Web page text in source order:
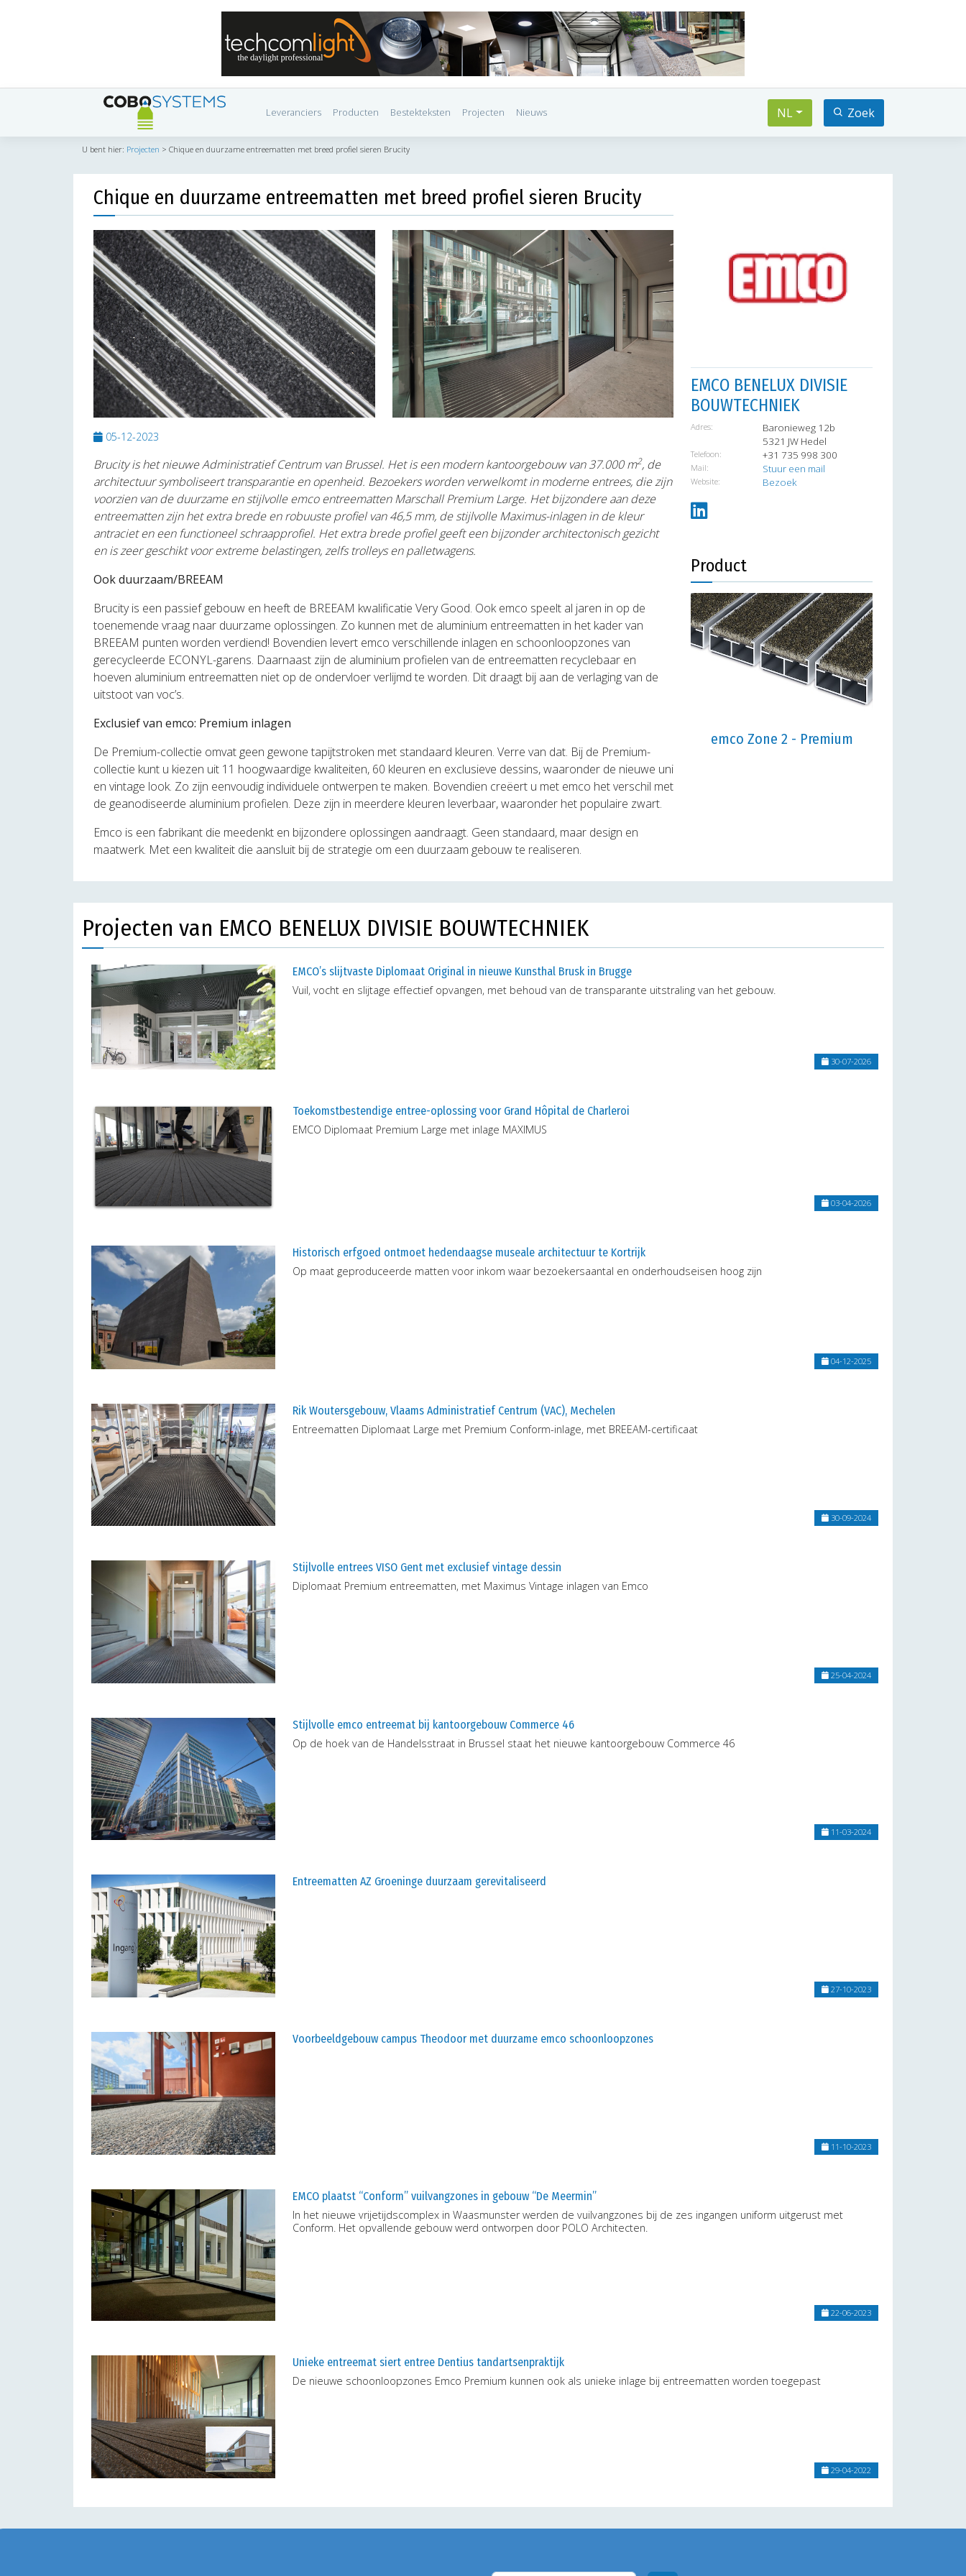
Leveranciers Producten Bestekteksten Projecten Nieuws NL Zoek
U bent hier: Projecten > Chique en duurzame entreematten met breed profiel sieren Brucity
Chique en duurzame entreematten met breed profiel sieren Brucity
05-12-2023
Brucity is het nieuwe Administratief Centrum van Brussel. Het is een modern kantoorgebouw van 37.000 m2, de
architectuur symboliseert transparantie en openheid. Bezoekers worden verwelkomt in moderne entrees, die zijn
voorzien van de duurzame en stijlvolle emco entreematten Marschall Premium Large. Het bijzondere aan deze
entreematten zijn het extra brede en robuuste profiel van 46,5 mm, de stijlvolle Maximus-inlagen in de kleur
antraciet en een functioneel schraapprofiel. Het extra brede profiel geeft een bijzonder architectonisch gezicht
en is zeer geschikt voor extreme belastingen, zelfs trolleys en palletwagens.
Ook duurzaam/BREEAM
Brucity is een passief gebouw en heeft de BREEAM kwalificatie Very Good. Ook emco speelt al jaren in op de
toenemende vraag naar duurzame oplossingen. Zo kunnen met de aluminium entreematten in het kader van
BREEAM punten worden verdiend! Bovendien levert emco verschillende inlagen en schoonloopzones van
gerecycleerde ECONYL-garens. Daarnaast zijn de aluminium profielen van de entreematten recyclebaar en
hoeven aluminium entreematten niet op de ondervloer verlijmd te worden. Dit draagt bij aan de verlaging van de
uitstoot van voc’s.
Exclusief van emco: Premium inlagen
De Premium-collectie omvat geen gewone tapijtstroken met standaard kleuren. Verre van dat. Bij de Premium-
collectie kunt u kiezen uit 11 hoogwaardige kwaliteiten, 60 kleuren en exclusieve dessins, waaronder de nieuwe uni
en vintage look. Zo zijn eenvoudig individuele ontwerpen te maken. Bovendien creëert u met emco het verschil met
de geanodiseerde aluminium profielen. Deze zijn in meerdere kleuren leverbaar, waaronder het populaire zwart.
Emco is een fabrikant die meedenkt en bijzondere oplossingen aandraagt. Geen standaard, maar design en
maatwerk. Met een kwaliteit die aansluit bij de strategie om een duurzaam gebouw te realiseren.
EMCO BENELUX DIVISIE
BOUWTECHNIEK
Adres:
Baronieweg 12b
5321 JW Hedel
Telefoon: +31 735 998 300
Mail: Stuur een mail
Website: Bezoek
Product
emco Zone 2 - Premium
Projecten van EMCO BENELUX DIVISIE BOUWTECHNIEK
EMCO’s slijtvaste Diplomaat Original in nieuwe Kunsthal Brusk in Brugge
Vuil, vocht en slijtage effectief opvangen, met behoud van de transparante uitstraling van het gebouw.
30-07-2026
Toekomstbestendige entree-oplossing voor Grand Hôpital de Charleroi
EMCO Diplomaat Premium Large met inlage MAXIMUS
03-04-2026
Historisch erfgoed ontmoet hedendaagse museale architectuur te Kortrijk
Op maat geproduceerde matten voor inkom waar bezoekersaantal en onderhoudseisen hoog zijn
04-12-2025
Rik Woutersgebouw, Vlaams Administratief Centrum (VAC), Mechelen
Entreematten Diplomaat Large met Premium Conform-inlage, met BREEAM-certificaat
30-09-2024
Stijlvolle entrees VISO Gent met exclusief vintage dessin
Diplomaat Premium entreematten, met Maximus Vintage inlagen van Emco
25-04-2024
Stijlvolle emco entreemat bij kantoorgebouw Commerce 46
Op de hoek van de Handelsstraat in Brussel staat het nieuwe kantoorgebouw Commerce 46
11-03-2024
Entreematten AZ Groeninge duurzaam gerevitaliseerd
27-10-2023
Voorbeeldgebouw campus Theodoor met duurzame emco schoonloopzones
11-10-2023
EMCO plaatst “Conform” vuilvangzones in gebouw “De Meermin”
In het nieuwe vrijetijdscomplex in Waasmunster werden de vuilvangzones bij de zes ingangen uniform uitgerust met
Conform. Het opvallende gebouw werd ontworpen door POLO Architecten.
22-06-2023
Unieke entreemat siert entree Dentius tandartsenpraktijk
De nieuwe schoonloopzones Emco Premium kunnen ook als unieke inlage bij entreematten worden toegepast
29-04-2022